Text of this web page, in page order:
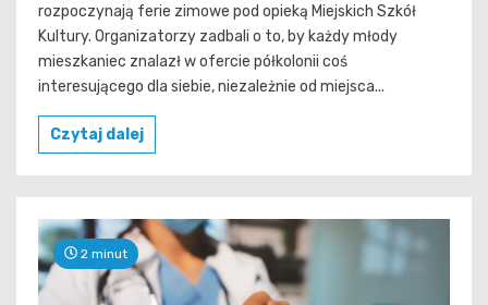
rozpoczynają ferie zimowe pod opieką Miejskich Szkół
Kultury. Organizatorzy zadbali o to, by każdy młody
mieszkaniec znalazł w ofercie półkolonii coś
interesującego dla siebie, niezależnie od miejsca...
Czytaj dalej
2 minut